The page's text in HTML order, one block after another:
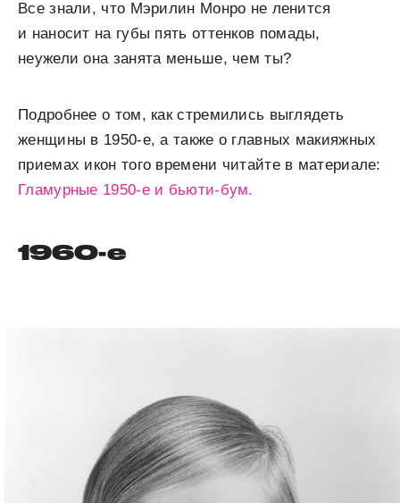
Все знали, что Мэрилин Монро не ленится
и наносит на губы пять оттенков помады,
неужели она занята меньше, чем ты?
Подробнее о том, как стремились выглядеть
женщины в 1950-е, а также о главных макияжных
приемах икон того времени читайте в материале:
Гламурные 1950-е и бьюти-бум.
1960-е